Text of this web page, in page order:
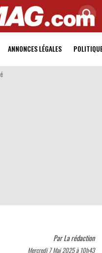
ANNONCES LÉGALES
ParLa rédaction
Mercredi 7 Mai 2025 à 10h43